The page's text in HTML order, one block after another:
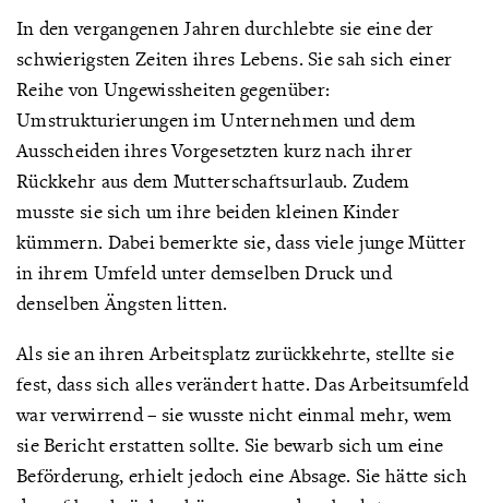
In den vergangenen Jahren durchlebte sie eine der
schwierigsten Zeiten ihres Lebens. Sie sah sich einer
Reihe von Ungewissheiten gegenüber:
Umstrukturierungen im Unternehmen und dem
Ausscheiden ihres Vorgesetzten kurz nach ihrer
Rückkehr aus dem Mutterschaftsurlaub. Zudem
musste sie sich um ihre beiden kleinen Kinder
kümmern. Dabei bemerkte sie, dass viele junge Mütter
in ihrem Umfeld unter demselben Druck und
denselben Ängsten litten.
Als sie an ihren Arbeitsplatz zurückkehrte, stellte sie
fest, dass sich alles verändert hatte. Das Arbeitsumfeld
war verwirrend – sie wusste nicht einmal mehr, wem
sie Bericht erstatten sollte. Sie bewarb sich um eine
Beförderung, erhielt jedoch eine Absage. Sie hätte sich